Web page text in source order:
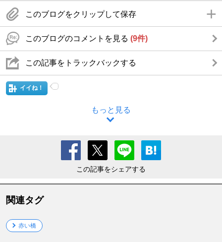
このブログをクリップして保存
このブログのコメントを見る (9件)
この記事をトラックバックする
イイね！
もっと見る
この記事をシェアする
関連タグ
赤い橋